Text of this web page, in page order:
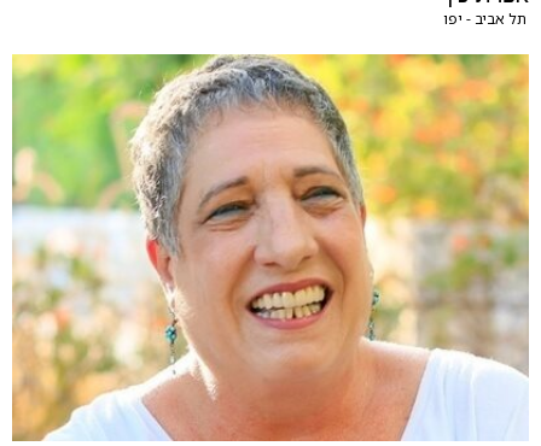
תל אביב - יפו